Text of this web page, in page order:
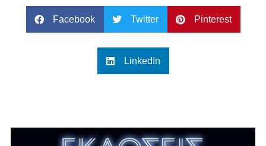
Facebook Twitter Pinterest
LinkedIn